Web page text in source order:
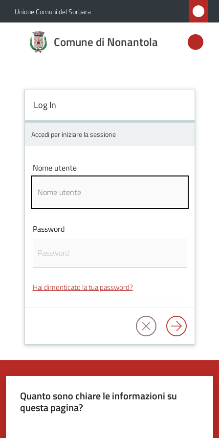
Vai al contenuto
Vai alla navigazione
Vai al footer
Unione Comuni del Sorbara
Comune di Nonantola
Comune di
Nonantola
Amministrazione
Novità
Vivere
Nonantola
Log In
Accedi per iniziare la sessione
Nome utente
Password
Hai dimenticato la tua password?
Quanto sono chiare le informazioni su
questa pagina?